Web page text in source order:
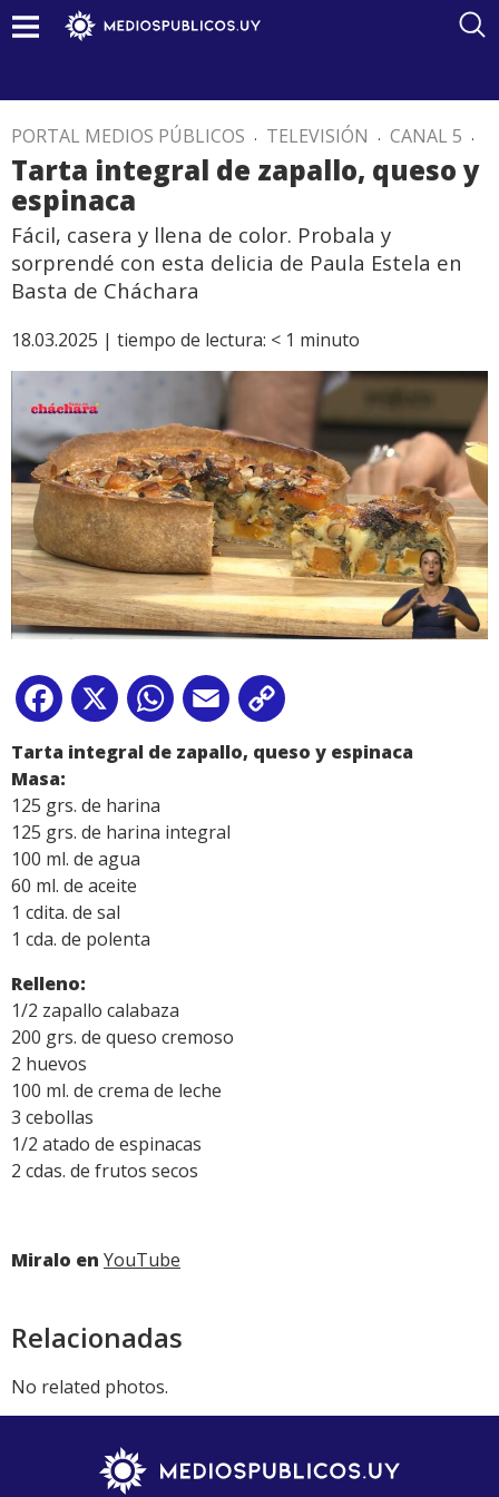
PORTAL MEDIOS PÚBLICOS . TELEVISIÓN . CANAL 5 .
Tarta integral de zapallo, queso y
espinaca
Fácil, casera y llena de color. Probala y
sorprendé con esta delicia de Paula Estela en
Basta de Cháchara
18.03.2025 | tiempo de lectura: < 1 minuto
Facebook
X WhatsApp
Email
Link
Tarta integral de zapallo, queso y espinaca
Masa:
125 grs. de harina
125 grs. de harina integral
100 ml. de agua
60 ml. de aceite
1 cdita. de sal
1 cda. de polenta
Relleno:
1/2 zapallo calabaza
200 grs. de queso cremoso
2 huevos
100 ml. de crema de leche
3 cebollas
1/2 atado de espinacas
2 cdas. de frutos secos
Miralo en YouTube
Relacionadas
No related photos.